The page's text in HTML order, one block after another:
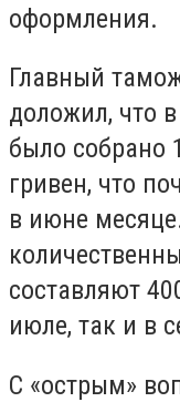
оформления.
Главный
доложил, что
было собрано
гривен, что
в июне
составляют
июле, так и в
С «острым»